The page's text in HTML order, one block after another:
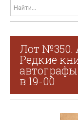
Лот №350.
Редкие
в 19-00